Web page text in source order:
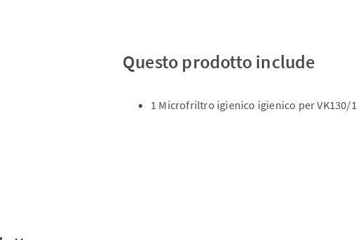
Questo prodotto include
1 Microfriltro igienico igienico per VK130/1